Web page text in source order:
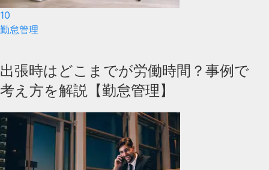
10
勤怠管理
出張時はどこまでが労働時間？事例で
考え方を解説【勤怠管理】